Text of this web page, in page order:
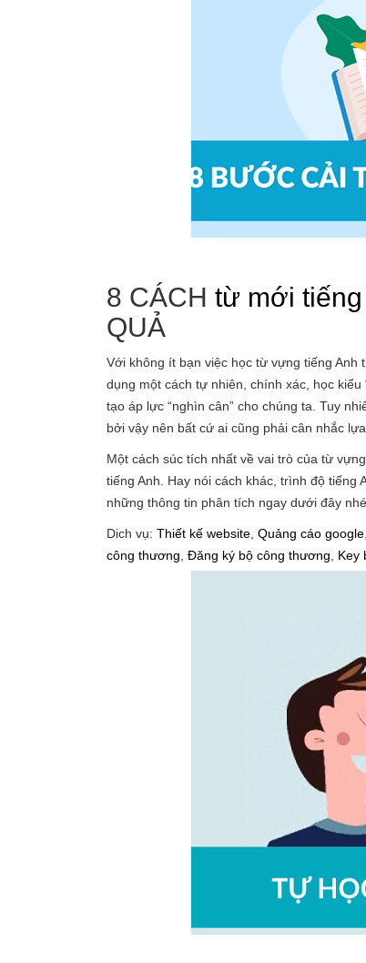
8 CÁCH từ mới
QUẢ
Với không ít bạn việc học từ vựng tiếng Anh
dụng một cách tự nhiên, chính xác, học
tạo áp lực “nghìn cân” cho chúng ta. Tuy
bởi vậy nên bất cứ ai cũng phải cân nhắc
Một cách súc tích nhất về vai trò của từ
tiếng Anh. Hay nói cách khác, trình độ tiếng
những thông tin phân tích ngay dưới đây nhé.
Dich vụ: Thiết kế website Quảng cáo google
công thương Đăng ký bộ công thương Key